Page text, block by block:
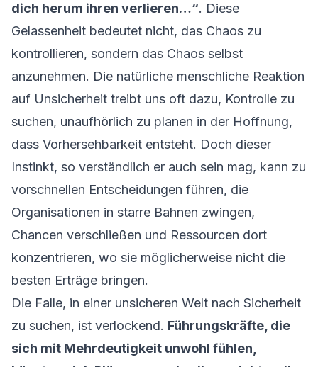
dich herum ihren verlieren…“. Diese
Gelassenheit bedeutet nicht, das Chaos zu
kontrollieren, sondern das Chaos selbst
anzunehmen. Die natürliche menschliche Reaktion
auf Unsicherheit treibt uns oft dazu, Kontrolle zu
suchen, unaufhörlich zu planen in der Hoffnung,
dass Vorhersehbarkeit entsteht. Doch dieser
Instinkt, so verständlich er auch sein mag, kann zu
vorschnellen Entscheidungen führen, die
Organisationen in starre Bahnen zwingen,
Chancen verschließen und Ressourcen dort
konzentrieren, wo sie möglicherweise nicht die
besten Erträge bringen.
Die Falle, in einer unsicheren Welt nach Sicherheit
zu suchen, ist verlockend. Führungskräfte, die
sich mit Mehrdeutigkeit unwohl fühlen,